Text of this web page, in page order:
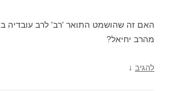
האם זה שהושמט התואר 'רב' לרב עובדיה
מהרב יחיאל?
להגיב ↓